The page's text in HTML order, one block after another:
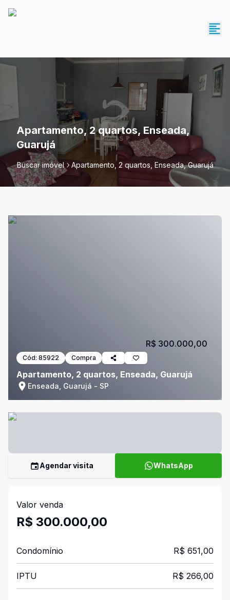
Apartamento, 2 quartos, Enseada,
Guarujá
Buscar imóvel Apartamento, 2 quartos, Enseada, Guarujá
Cód: 85922 Compra
Apartamento, 2 quartos, Enseada, Guarujá
Enseada, Guarujá - SP
R$ 300.000,00
Agendar visita WhatsApp
Valor venda
R$ 300.000,00
Condomínio R$ 651,00
IPTU R$ 266,00